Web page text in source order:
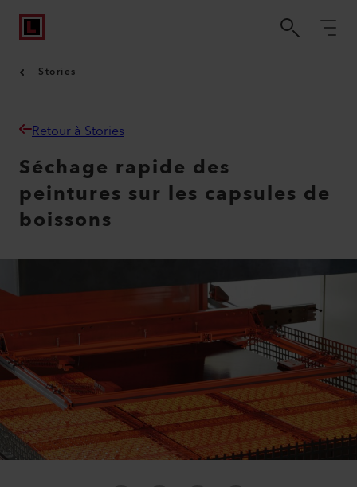
Stories
Retour à Stories
Séchage rapide des
peintures sur les capsules de
boissons